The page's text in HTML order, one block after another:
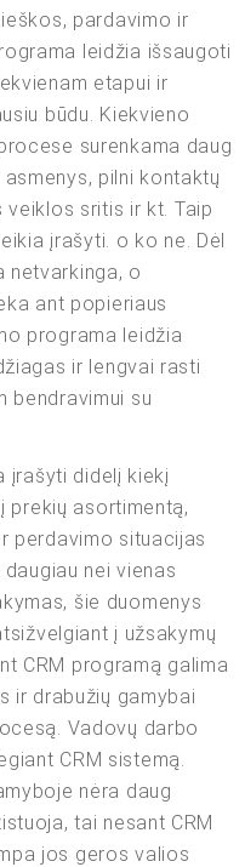
pardavimo ir
leidžia išsaugoti
etapui ir
būdu. Kiekvieno
surenkama daug
pilni kontaktų
sritis ir kt. Taip
įrašyti. o ko ne. Dėl
netvarkinga, o
ant popieriaus
programa leidžia
ir lengvai rasti
bendravimui su
įrašyti didelį kiekį
prekių asortimentą,
perdavimo situacijas
nei vienas
šie duomenys
į užsakymų
CRM programą galima
ir drabužių gamybai
Vadovų darbo
CRM sistemą.
nėra daug
tai nesant CRM
jos geros valios